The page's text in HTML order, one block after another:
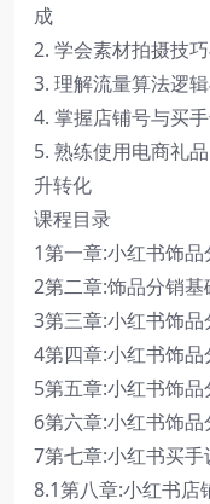
成
2. 学会素材拍摄技
3. 理解流量算法逻
4. 掌握店铺号与买
5. 熟练使用电商礼
升转化
课程目录
1第一章:小红书饰
2第二章:饰品分销
3第三章:小红书饰
4第四章:小红书饰
5第五章:小红书饰
6第六章:小红书饰
7第七章:小红书买
8.1第八章:小红书